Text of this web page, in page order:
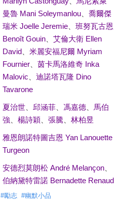
曼魯 Mani Soleymanlou、 喬爾傑
瑞米 Joelle Jeremie、 班努瓦古恩
Benoît Gouin、 艾倫大衛 Ellen
David、 米麗安福尼爾 Myriam
Fournier、 茵卡馬洛維奇 Inka
Malovic
迪諾塔瓦隆 Dino
Tavarone
夏治世、 邱涵菲、 馮嘉德、 馬伯
強
楊詩穎 張騰 林柏昱
雅恩朗諾特圖吉恩 Yan Lanouette
Turgeon
安德烈莫朗松 André Melançon、
伯納黛特雷諾 Bernadette Renaud
#勵志 #幽默小品